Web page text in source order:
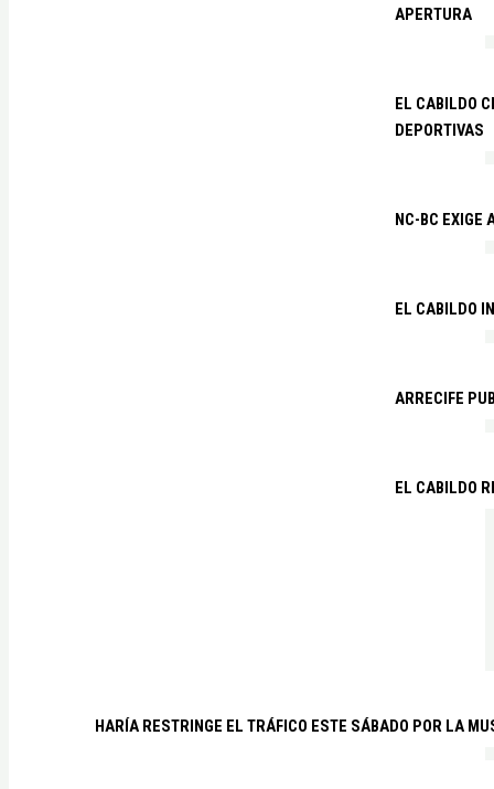
APERTURA
EL CABILDO
DEPORTIVAS
NC-BC EXIGE
EL CABILDO
ARRECIFE
EL CABILDO
HARÍA RESTRINGE EL TRÁFICO ESTE SÁBADO POR LA